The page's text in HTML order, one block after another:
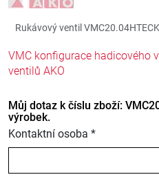
Rukávový ventil
VMC konfigurace hadicového
ventilů AKO
Můj dotaz k číslu zboží:
výrobek.
Kontaktní osoba *